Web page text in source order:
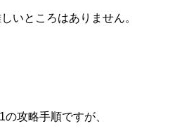
いところはありません。
攻略手順ですが、